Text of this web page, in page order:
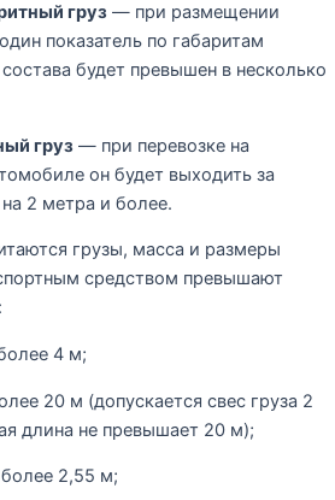
груз — при размещении
показатель по габаритам
будет превышен в несколько
груз — при перевозке на
он будет выходить за
2 метра и более.
грузы, масса и размеры
средством превышают
4 м;
20 м (допускается свес груза 2
длина не превышает 20 м);
2,55 м;